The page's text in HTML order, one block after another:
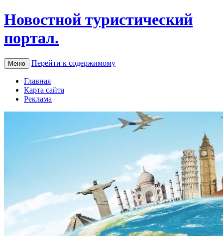
Новостной туристический
портал.
Меню Перейти к содержимому
Главная
Карта сайта
Реклама